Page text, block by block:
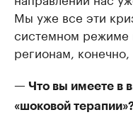
Мы уже все эти
системном режиме
регионам,
— Что вы имеете в
«шоковой